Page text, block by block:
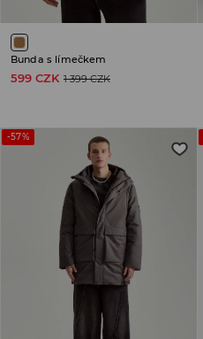
Bunda s límečkem
599 CZK 1 399 CZK
-57%